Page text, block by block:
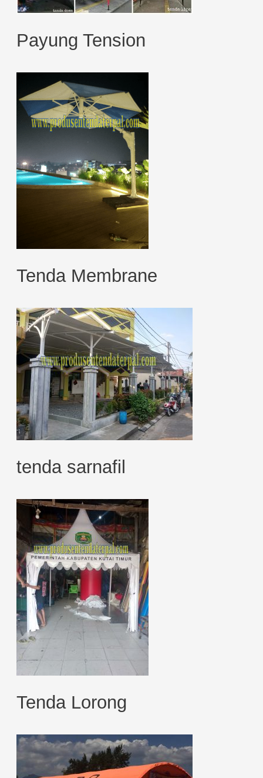
Payung Tension
Tenda Membrane
tenda sarnafil
Tenda Lorong